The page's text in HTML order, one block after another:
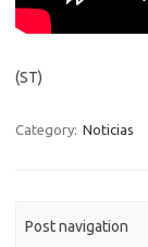
(ST)
Category: Noticias
Post navigation